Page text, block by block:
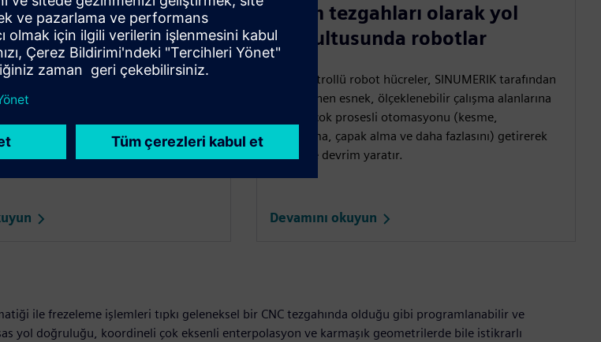
Sprey ile buluşuyor
/Direct Control V2.0 ve gelişmiş robot
ONE ile geleneksel soğuk
modern, çok eksenli CNC-
Takım tezgahları olarak yol
doğrultusunda robotlar
CNC kontrollü robot hücreler, SINUMERIK tarafından
desteklenen esnek, ölçeklenebilir çalışma alanlarına
hassas, çok prosesli otomasyonu (kesme,
yapıştırma, çapak alma ve daha fazlasını) getirerek
işlemede devrim yaratır.
Devamını okuyun
ile frezeleme işlemleri tıpkı geleneksel bir CNC tezgahında olduğu gibi programlanabilir ve
yol doğruluğu, koordineli çok eksenli enterpolasyon ve karmaşık geometrilerde bile istikrarlı